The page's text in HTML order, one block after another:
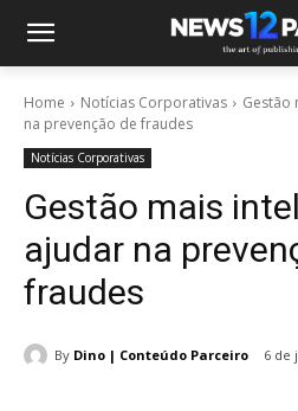
Home Notícias Corporativas
Gestão
na prevenção de fraudes
Notícias Corporativas
Gestão mais
ajudar na
fraudes
By Dino | Conteúdo Parceiro 6 de